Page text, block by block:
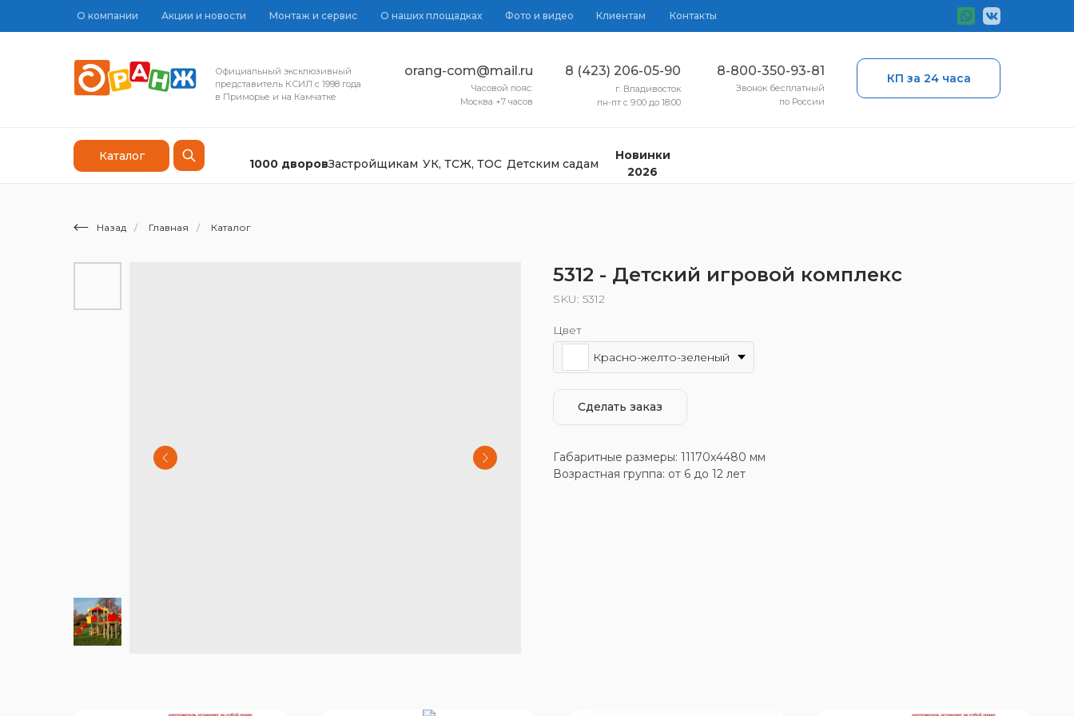
О компании Акции и новости Монтаж и сервис О наших площадках Фото и видео Клиентам Контакты
Каталог
КП за 24 часа
8 (423) 206-05-90 8-800-350-93-81
Официальный эксклюзивный
представитель КСИЛ с 1998 года
в Приморье и на Камчатке
orang-com@mail.ru
Звонок бесплатный
по России
г. Владивосток
пн-пт с 9:00 до 18:00
Часовой пояс:
Москва +7 часов
1000 дворовЗастройщикам УК, ТСЖ, ТОС Детским садам
Новинки
2026
Назад / Главная / Каталог
5312 - Детский игровой комплекс
SKU: 5312
Цвет
Красно-желто-зеленый
Сделать заказ
Габаритные размеры: 11170x4480 мм
Возрастная группа: от 6 до 12 лет